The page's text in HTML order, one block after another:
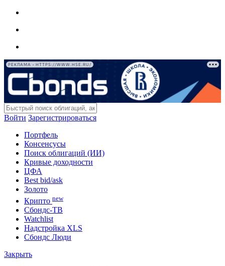
РЕКЛАМА • HTTPS://WWW.HSE.RU/
Войти Зарегистрироваться
Портфель
Консенсусы
Поиск облигаций (ИИ)
Кривые доходности
ЦФА
Best bid/ask
Золото
Крипто new
Сбондс-ТВ
Watchlist
Надстройка XLS
Сбондс Люди
Закрыть